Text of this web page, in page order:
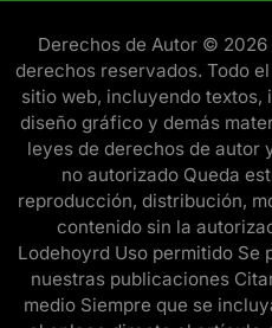
Derechos de Autor ©
derechos reservados. Todo
sitio web, incluyendo textos,
diseño gráfico y demás
leyes de derechos de autor
no autorizado Queda
reproducción, distribución,
contenido sin la
Lodehoyrd Uso permitido Se
nuestras publicaciones
medio Siempre que se